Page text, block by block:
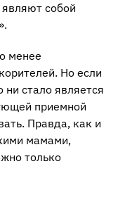
собой
менее
Но если
ни стало является
приемной
Правда, как и
мамами,
только